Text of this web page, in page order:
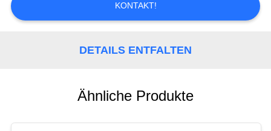
PRIVACY
KONTAKT!
DETAILS ENTFALTEN
Ähnliche Produkte